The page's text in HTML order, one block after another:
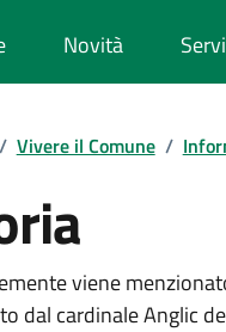
Novità
/ Vivere il Comune /
viene
dal cardinale Anglic